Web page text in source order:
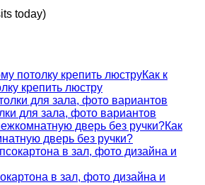
today)
Как к
крепить люстру
для зала, фото вариантов
Как
дверь без ручки?
в зал, фото дизайна и